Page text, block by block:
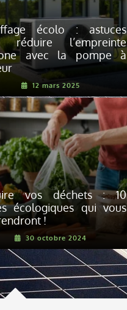
écolo : astuces
réduire l’empreinte
avec la pompe à
12 mars 2025
vos déchets : 10
écologiques qui vous
!
30 octobre 2024